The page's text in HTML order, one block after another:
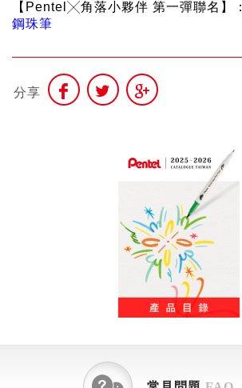
【Pentel╳角落小夥伴 第一彈聯名】：
鋼珠筆
分享